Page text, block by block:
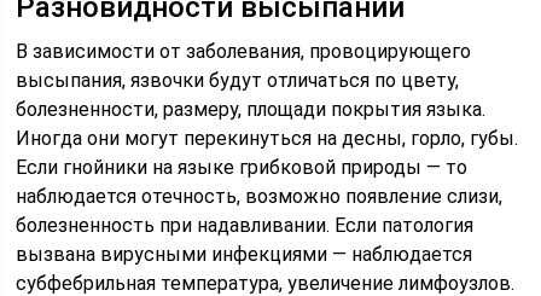
Разновидности высыпаний
В зависимости от заболевания, провоцирующего
высыпания, язвочки будут отличаться по цвету,
болезненности, размеру, площади покрытия языка.
Иногда они могут перекинуться на десны, горло, губы.
Если гнойники на языке грибковой природы — то
наблюдается отечность, возможно появление слизи,
болезненность при надавливании. Если патология
вызвана вирусными инфекциями — наблюдается
субфебрильная температура, увеличение лимфоузлов.